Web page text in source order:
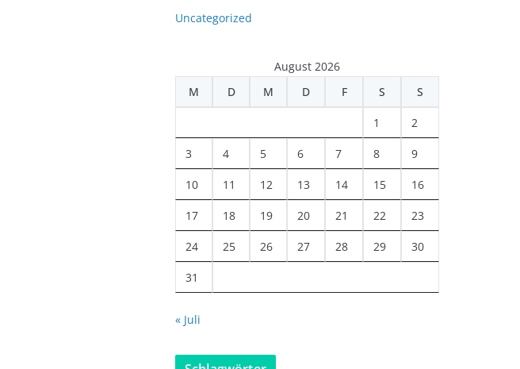
Uncategorized
August 2026
M
D M D F S S
1 2
3 4 5 6 7 8 9
10 11 12 13 14 15 16
17 18 19 20 21 22 23
24 25 26 27 28 29 30
31
« Juli